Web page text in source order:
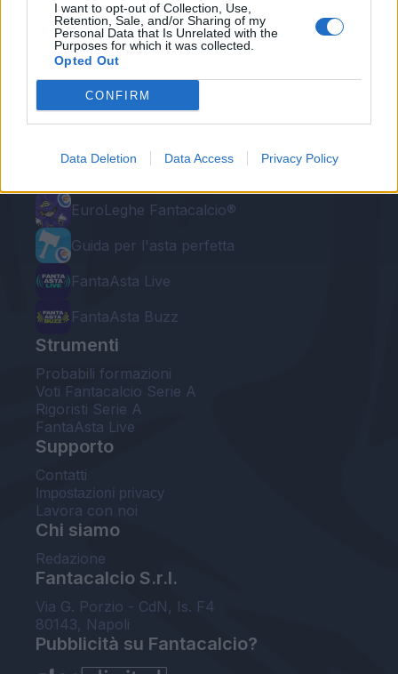
I want to opt-out of Collection, Use,
Retention, Sale, and/or Sharing of my
Personal Data that Is Unrelated with the
Purposes for which it was collected.
Opted Out
CONFIRM
Data Deletion Data Access Privacy Policy
Le nostre app
EuroLeghe Fantacalcio®
Guida per l'asta perfetta
FantaAsta Live
FantaAsta Buzz
Strumenti
Probabili formazioni
Voti Fantacalcio Serie A
Rigoristi Serie A
FantaAsta Live
Supporto
Contatti
Impostazioni privacy
Lavora con noi
Chi siamo
Redazione
Fantacalcio S.r.l.
Via G. Porzio - CdN, Is. F4
80143, Napoli
Pubblicità su Fantacalcio?